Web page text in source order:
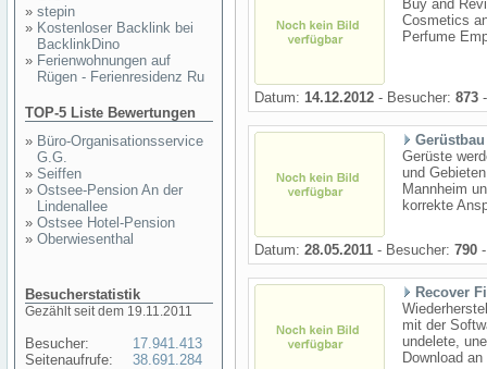
» stepin
» Kostenloser Backlink bei
BacklinkDino
» Ferienwohnungen auf
Rügen - Ferienresidenz Ru
TOP-5 Liste Bewertungen
» Büro-Organisationsservice
G.G.
» Seiffen
» Ostsee-Pension An der
Lindenallee
» Ostsee Hotel-Pension
» Oberwiesenthal
Besucherstatistik
Gezählt seit dem 19.11.2011
Besucher:
Seitenaufrufe:
17.941.413
38.691.284
Buy and
Cosmetics
Perfume
Datum: 14.12.2012 - Besucher: 873
Gerüste
und
Mannheim
korrekte
Datum: 28.05.2011 - Besucher: 790
Recover
mit der
undelete,
Download